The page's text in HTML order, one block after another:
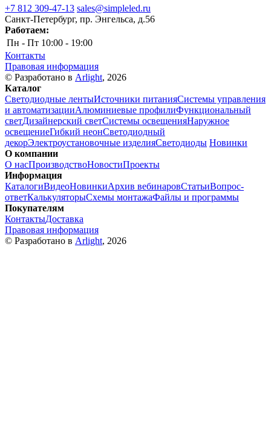
+7 812 309-47-13 sales@simpleled.ru
Санкт-Петербург, пр. Энгельса, д.56
Работаем:
Пн - Пт 10:00 - 19:00
Контакты
Правовая информация
© Разработано в Arlight, 2026
Каталог
Светодиодные лентыИсточники питанияСистемы управления
и автоматизацииАлюминиевые профилиФункциональный
светДизайнерский светСистемы освещенияНаружное
освещениеГибкий неонСветодиодный
декорЭлектроустановочные изделияСветодиоды Новинки
О компании
О насПроизводствоНовостиПроекты
Информация
КаталогиВидеоНовинкиАрхив вебинаровСтатьиВопрос-
ответКалькуляторыСхемы монтажаФайлы и программы
Покупателям
КонтактыДоставка
Правовая информация
© Разработано в Arlight, 2026